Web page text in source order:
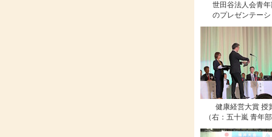
世田谷法人会青
のプレゼンテー
健康経営大賞 授
（右：五十嵐 青年